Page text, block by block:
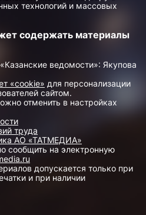
технологий и массовых
содержать материалы
ведомости»: Якупова
«cookie» для персонализации
сайтом.
отменить в настройках
труда
АО «ТАТМЕДИА»
сообщить на электронную
допускается только при
и при наличии